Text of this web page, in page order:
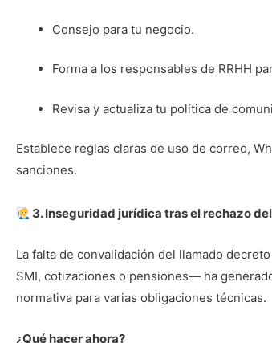
Consejo para tu negocio.
Forma a los responsables de RRHH
Revisa y actualiza tu política de
Establece reglas claras de uso de correo,
sanciones.
3. Inseguridad jurídica tras el rechazo
La falta de convalidación del llamado
SMI, cotizaciones o pensiones— ha
normativa para varias obligaciones técnicas.
¿Qué hacer ahora?